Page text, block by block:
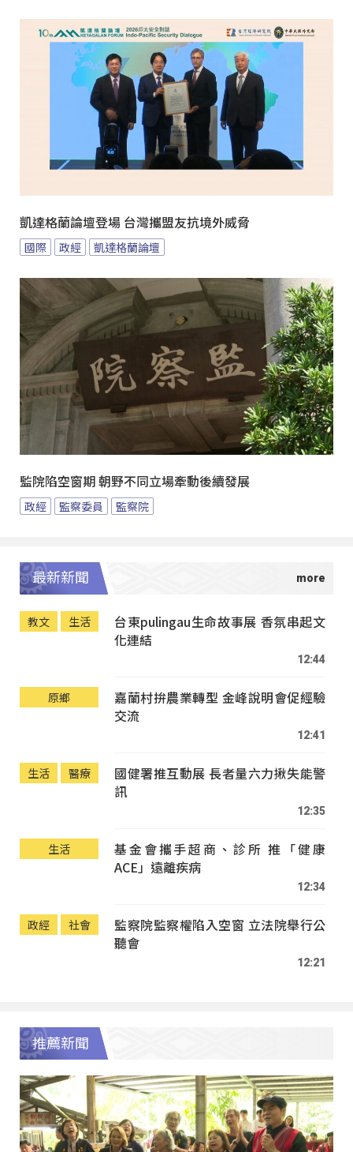
凱達格蘭論壇登場 台灣攜盟友抗境外威脅
國際 政經 凱達格蘭論壇
監院陷空窗期 朝野不同立場牽動後續發展
政經 監察委員 監察院
最新新聞
教文 生活
台東pulingau生命故事展 香氛串起文
化連結
12:44
原鄉
嘉蘭村拚農業轉型 金峰說明會促經驗
交流
12:41
生活 醫療
國健署推互動展 長者量六力揪失能警
訊
12:35
生活
基金會攜手超商、診所 推「健康
ACE」遠離疾病
12:34
政經 社會
監察院監察權陷入空窗 立法院舉行公
聽會
12:21
推薦新聞